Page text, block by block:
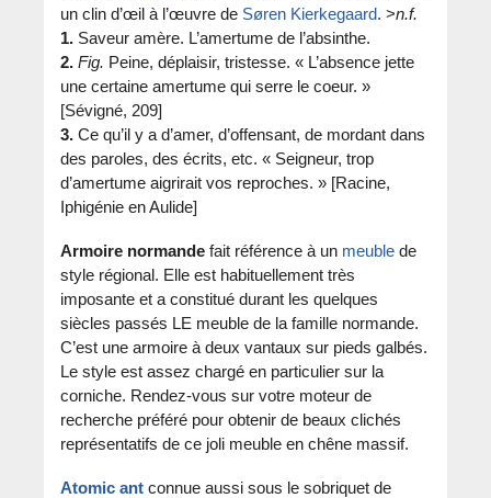
un clin d’œil à l’œuvre de Søren Kierkegaard. >n.f.
1. Saveur amère. L’amertume de l’absinthe.
2. Fig. Peine, déplaisir, tristesse. « L’absence jette
une certaine amertume qui serre le coeur. »
[Sévigné, 209]
3. Ce qu’il y a d’amer, d’offensant, de mordant dans
des paroles, des écrits, etc. « Seigneur, trop
d’amertume aigrirait vos reproches. » [Racine,
Iphigénie en Aulide]
Armoire normande fait référence à un meuble de
style régional. Elle est habituellement très
imposante et a constitué durant les quelques
siècles passés LE meuble de la famille normande.
C’est une armoire à deux vantaux sur pieds galbés.
Le style est assez chargé en particulier sur la
corniche. Rendez-vous sur votre moteur de
recherche préféré pour obtenir de beaux clichés
représentatifs de ce joli meuble en chêne massif.
Atomic ant connue aussi sous le sobriquet de